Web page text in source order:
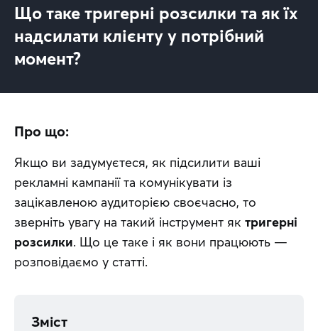
Що таке тригерні розсилки та як їх
надсилати клієнту у потрібний
момент?
Про що:
Якщо ви задумуєтеся, як підсилити ваші
рекламні кампанії та комунікувати із
зацікавленою аудиторією своєчасно, то
зверніть увагу на такий інструмент як тригерні
розсилки. Що це таке і як вони працюють —
розповідаємо у статті.
Зміст